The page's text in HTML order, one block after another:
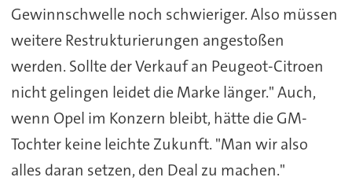
Gewinnschwelle noch schwieriger. Also müssen
weitere Restrukturierungen angestoßen
werden. Sollte der Verkauf an Peugeot-Citroen
nicht gelingen leidet die Marke länger." Auch,
wenn Opel im Konzern bleibt, hätte die GM-
Tochter keine leichte Zukunft. "Man wir also
alles daran setzen, den Deal zu machen."